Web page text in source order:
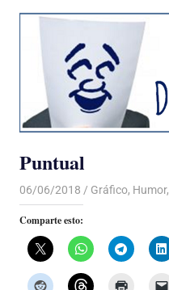
Puntual
06/06/2018 De todo un Poco
Gráfico, Humor,
Comparte esto: